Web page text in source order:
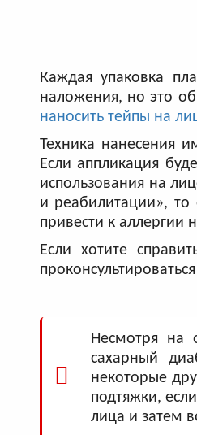
Каждая упаковка
наложения, но это
наносить тейпы на
Техника нанесения
Если аппликация
использования на
и реабилитации», то
привести к
Если хотите
Несмотря на
сахарный
некоторые
подтяжки,
лица и затем